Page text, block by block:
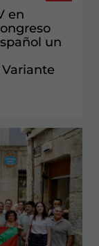
en
un